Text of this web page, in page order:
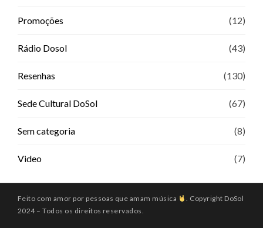
Promoções (12)
Rádio Dosol (43)
Resenhas (130)
Sede Cultural DoSol (67)
Sem categoria (8)
Video (7)
Feito com amor por pessoas que amam música
. Copyright DoSol
2024 – Todos os direitos reservados.